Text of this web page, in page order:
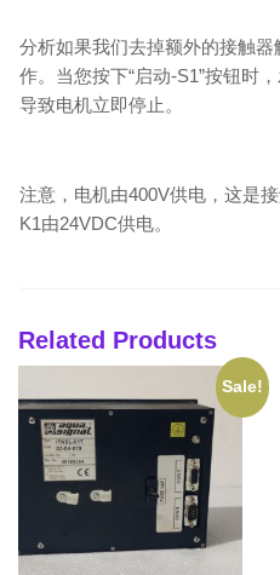
分析如果我们去掉额外的接触
作。当您按下“启动-S1”按钮时
导致电机立即停止。
注意，电机由400V供电，这是
K1由24VDC供电。
Related Products
Sale!